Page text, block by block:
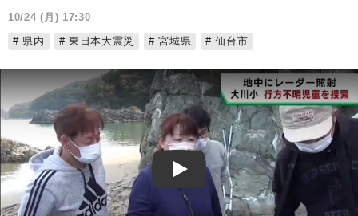
10/24 (月) 17:30
県内
東日本大震災 宮城県 仙台市
Play